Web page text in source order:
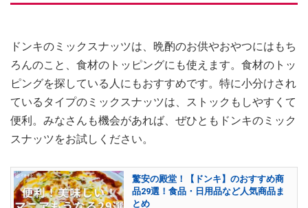
ドンキのミックスナッツは、晩酌のお供やおやつにはもち
ろんのこと、食材のトッピングにも使えます。食材のトッ
ピングを探している人にもおすすめです。特に小分けされ
ているタイプのミックスナッツは、ストックもしやすくて
便利。みなさんも機会があれば、ぜひともドンキのミック
スナッツをお試しください。
驚安の殿堂！【ドンキ】のおすすめ商
品29選！食品・日用品など人気商品ま
とめ